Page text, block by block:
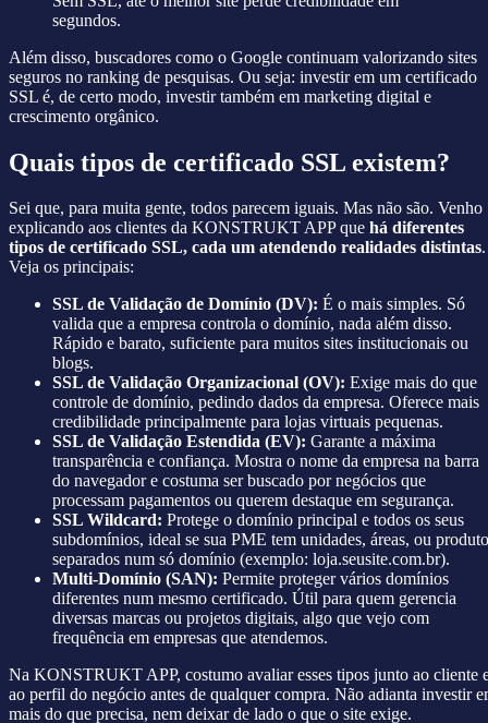
segundos.
Além disso, buscadores como o Google continuam valorizando sites
seguros no ranking de pesquisas. Ou seja: investir em um certificado
SSL é, de certo modo, investir também em marketing digital e
crescimento orgânico.
Quais tipos de certificado SSL existem?
Sei que, para muita gente, todos parecem iguais. Mas não são. Venho
explicando aos clientes da KONSTRUKT APP que há diferentes
tipos de certificado SSL, cada um atendendo realidades distintas.
Veja os principais:
SSL de Validação de Domínio (DV): É o mais simples. Só
valida que a empresa controla o domínio, nada além disso.
Rápido e barato, suficiente para muitos sites institucionais ou
blogs.
SSL de Validação Organizacional (OV): Exige mais do que
controle de domínio, pedindo dados da empresa. Oferece mais
credibilidade principalmente para lojas virtuais pequenas.
SSL de Validação Estendida (EV): Garante a máxima
transparência e confiança. Mostra o nome da empresa na barra
do navegador e costuma ser buscado por negócios que
processam pagamentos ou querem destaque em segurança.
SSL Wildcard: Protege o domínio principal e todos os seus
subdomínios, ideal se sua PME tem unidades, áreas, ou
separados num só domínio (exemplo: loja.seusite.com.br).
Multi-Domínio (SAN): Permite proteger vários domínios
diferentes num mesmo certificado. Útil para quem gerencia
diversas marcas ou projetos digitais, algo que vejo com
frequência em empresas que atendemos.
Na KONSTRUKT APP, costumo avaliar esses tipos junto ao cliente
ao perfil do negócio antes de qualquer compra. Não adianta investir
mais do que precisa, nem deixar de lado o que o site exige.